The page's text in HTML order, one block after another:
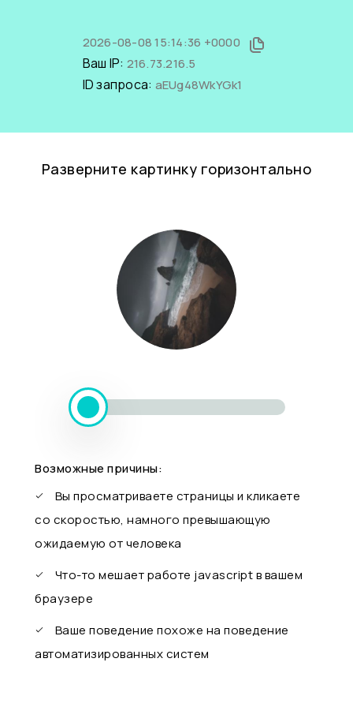
2026-08-08 15:14:36 +0000
Ваш IP: 216.73.216.5
ID запроса: aEUg48WkYGk1
Разверните картинку горизонтально
Возможные причины:
Вы просматриваете страницы и кликаете
со скоростью, намного превышающую
ожидаемую от человека
Что-то мешает работе javascript в вашем
браузере
Ваше поведение похоже на поведение
автоматизированных систем